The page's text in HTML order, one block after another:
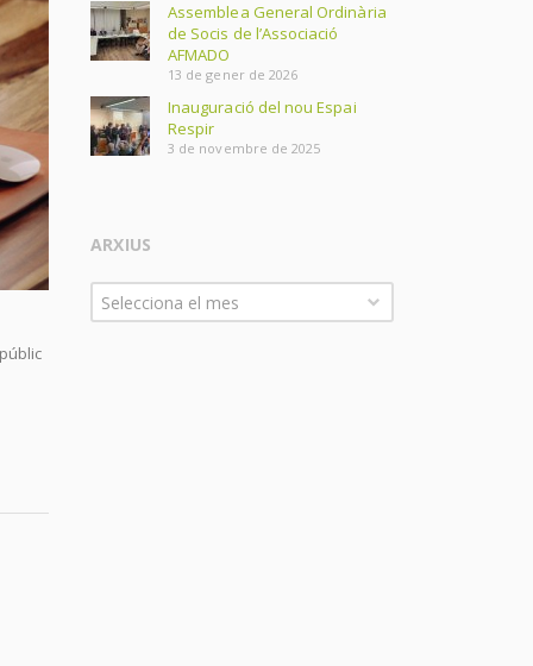
Assemblea General Ordinària
de Socis de l’Associació
AFMADO
13 de gener de 2026
Inauguració del nou Espai
Respir
3 de novembre de 2025
ARXIUS
Arxius
Selecciona el mes